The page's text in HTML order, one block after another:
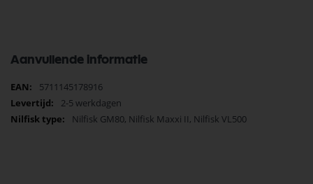
Aanvullende informatie
Meer
informatie
5711145178916
2-5 werkdagen
Nilfisk GM80, Nilfisk Maxxi II, Nilfisk VL500